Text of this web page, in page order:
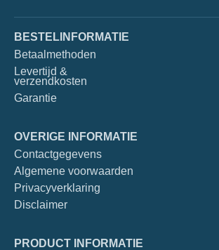
BESTELINFORMATIE
Betaalmethoden
Levertijd &
verzendkosten
Garantie
OVERIGE INFORMATIE
Contactgegevens
Algemene voorwaarden
Privacyverklaring
Disclaimer
PRODUCT INFORMATIE